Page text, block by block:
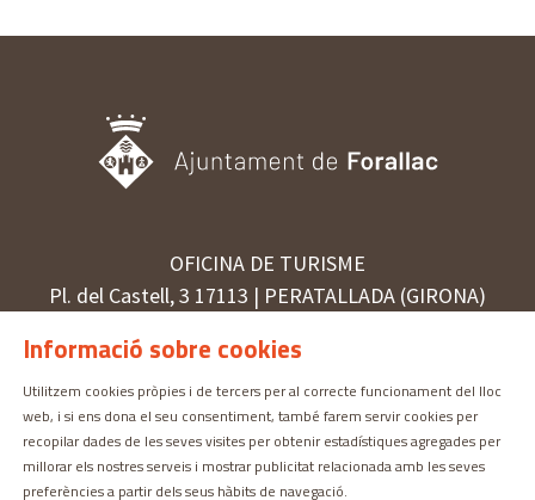
OFICINA DE TURISME
Pl. del Castell, 3 17113 | PERATALLADA (GIRONA)
Sitemap Avís Legal Ús de Cookies Contactar
Informació sobre cookies
Utilitzem cookies pròpies i de tercers per al correcte funcionament del lloc
web, i si ens dona el seu consentiment, també farem servir cookies per
recopilar dades de les seves visites per obtenir estadístiques agregades per
millorar els nostres serveis i mostrar publicitat relacionada amb les seves
preferències a partir dels seus hàbits de navegació.